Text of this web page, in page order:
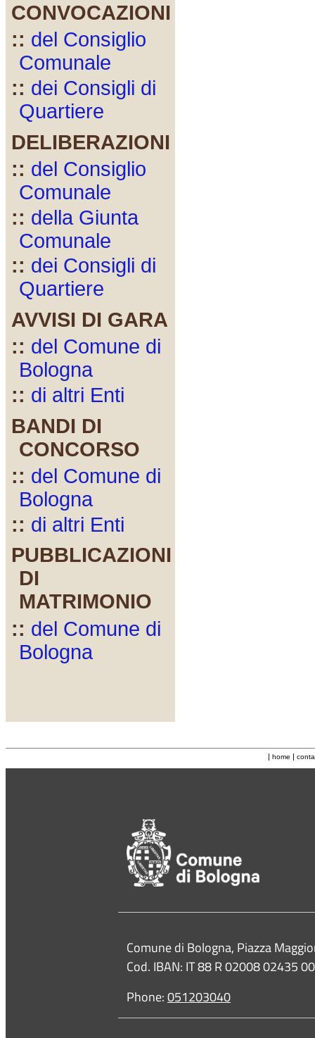
CONVOCAZIONI
:: del Consiglio
Comunale
:: dei Consigli di
Quartiere
DELIBERAZIONI
:: del Consiglio
Comunale
:: della Giunta
Comunale
:: dei Consigli di
Quartiere
AVVISI DI GARA
:: del Comune di
Bologna
:: di altri Enti
BANDI DI
CONCORSO
:: del Comune di
Bologna
:: di altri Enti
PUBBLICAZIONI
DI
MATRIMONIO
:: del Comune di
Bologna
| home |
Contacts
Comune di Bologna, Piazza
Cod. IBAN: IT 88 R 02008 02435
Phone:051203040